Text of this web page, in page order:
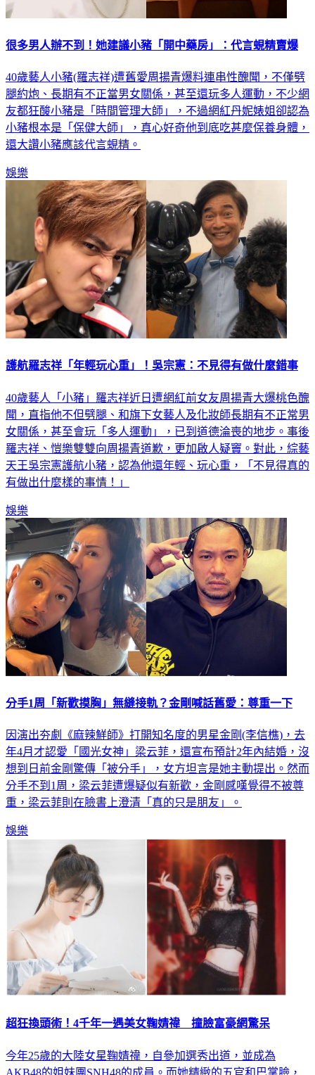
很多男人辦不到！她建議小豬「開中藥房」：代言蜆精賣爆
40歲藝人小豬(羅志祥)遭舊愛周揚青爆料連串性醜聞，不僅劈
腿約炮、長期有不正當男女關係，甚至還玩多人運動，不少網
友都狂酸小豬是「時間管理大師」，不過網紅丹妮婊姐卻認為
小豬根本是「保健大師」，真心好奇他到底吃甚麼保養身體，
還大讚小豬應該代言蜆精。
娛樂
護航羅志祥「年輕玩心重」！吳宗憲：不見得有做什麼錯事
40歲藝人「小豬」羅志祥近日遭網紅前女友周揚青大爆桃色醜
聞，直指他不但劈腿、和旗下女藝人及化妝師長期有不正常男
女關係，甚至會玩「多人運動」，已到道德淪喪的地步。事後
羅志祥、愷樂雙雙向周揚青道歉，更加啟人疑竇。對此，綜藝
天王吳宗憲護航小豬，認為他還年輕、玩心重，「不見得真的
有做出什麼樣的事情！」
娛樂
分手1周「新歡摸胸」無縫接軌？金剛喊話舊愛：尊重一下
因演出夯劇《麻辣鮮師》打開知名度的男星金剛(李信樵)，去
年4月才認愛「國光女神」梁云菲，還宣布預計2年內結婚，沒
想到日前金剛驚傳「被分手」，女方坦言是她主動提出。然而
分手不到1周，梁云菲遭爆疑似有新歡，金剛感嘆覺得不被尊
重，梁云菲則在臉書上澄清「真的只是朋友」。
娛樂
超狂換頭術！4千年一遇美女鞠婧禕 撞臉富豪網驚呆
今年25歲的大陸女星鞠婧禕，自參加選秀出道，並成為
AKB48的姐妹團SNH48的成員。而她精緻的五官和巴掌臉，